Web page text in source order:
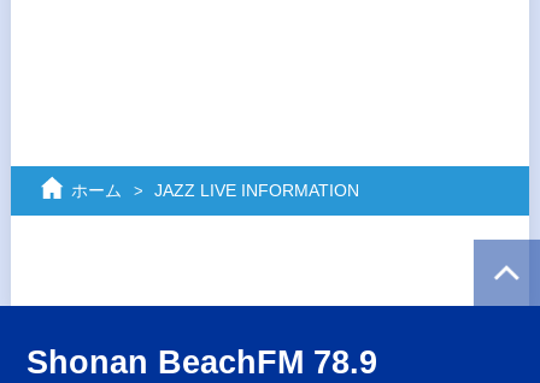
ホーム JAZZ LIVE INFORMATION
Shonan BeachFM 78.9